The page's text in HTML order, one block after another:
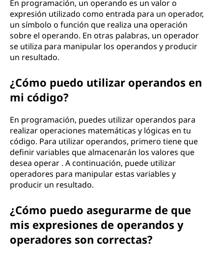
En programación, un operando es un valor o
expresión utilizado como entrada para un operador,
un símbolo o función que realiza una operación
sobre el operando. En otras palabras, un operador
se utiliza para manipular los operandos y producir
un resultado.
¿Cómo puedo utilizar operandos en
mi código?
En programación, puedes utilizar operandos para
realizar operaciones matemáticas y lógicas en tu
código. Para utilizar operandos, primero tiene que
definir variables que almacenarán los valores que
desea operar . A continuación, puede utilizar
operadores para manipular estas variables y
producir un resultado.
¿Cómo puedo asegurarme de que
mis expresiones de operandos y
operadores son correctas?